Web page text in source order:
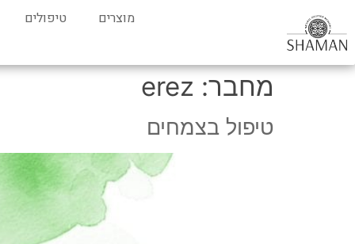
מוצרים טיפולים
מחבר: erez
טיפול בצמחים